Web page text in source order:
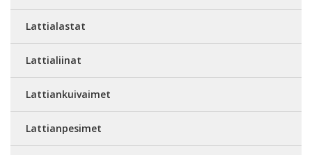
Lattialastat
Lattialiinat
Lattiankuivaimet
Lattianpesimet